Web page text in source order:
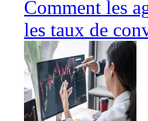
Comment les
les taux de